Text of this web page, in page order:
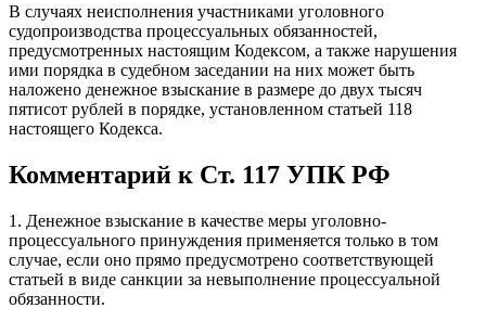
В случаях неисполнения участниками уголовного
судопроизводства процессуальных обязанностей,
предусмотренных настоящим Кодексом, а также нарушения
ими порядка в судебном заседании на них может быть
наложено денежное взыскание в размере до двух тысяч
пятисот рублей в порядке, установленном статьей 118
настоящего Кодекса.
Комментарий к Ст. 117 УПК РФ
1. Денежное взыскание в качестве меры уголовно-
процессуального принуждения применяется только в том
случае, если оно прямо предусмотрено соответствующей
статьей в виде санкции за невыполнение процессуальной
обязанности.